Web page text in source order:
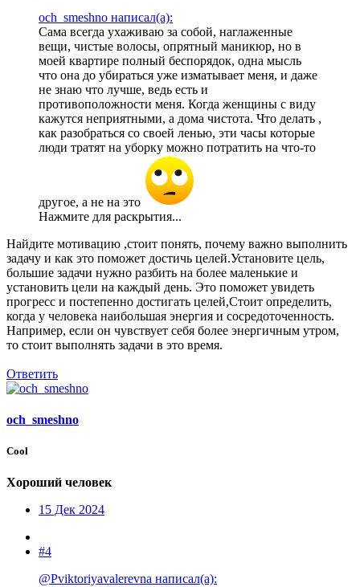
och_smeshno написал(а):
Сама всегда ухаживаю за собой, наглаженные
вещи, чистые волосы, опрятный маникюр, но в
моей квартире полный беспорядок, одна мысль
что она до убираться уже изматывает меня, и даже
не знаю что лучше, ведь есть и
противоположности меня. Когда женщины с виду
кажутся неприятными, а дома чистота. Что делать ,
как разобраться со своей ленью, эти часы которые
люди тратят на уборку можно потратить на что-то
другое, а не на это
Нажмите для раскрытия...
Найдите мотивацию ,стоит понять, почему важно выполнить
задачу и как это поможет достичь целей.Установите цель,
большие задачи нужно разбить на более маленькие и
установить цели на каждый день. Это поможет увидеть
прогресс и постепенно достигать целей,Стоит определить,
когда у человека наибольшая энергия и сосредоточенность.
Например, если он чувствует себя более энергичным утром,
то стоит выполнять задачи в это время.
Ответить
och_smeshno
Cool
Хороший человек
15 Дек 2024
#4
@Pviktoriyavalerevna написал(а):